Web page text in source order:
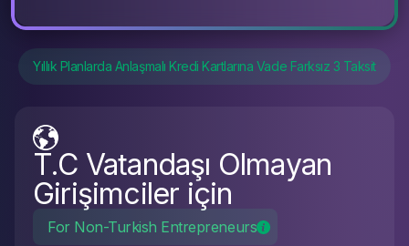
Yıllık Planlarda Anlaşmalı Kredi Kartlarına Vade Farksız 3 Taksit
T.C Vatandaşı Olmayan
Girişimciler için
For Non-Turkish Entrepreneurs